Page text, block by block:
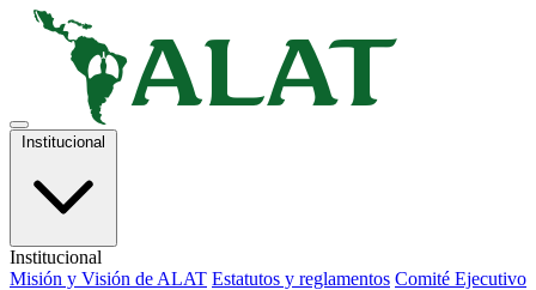
Institucional
Institucional
Misión y Visión de ALAT Estatutos y reglamentos Comité Ejecutivo